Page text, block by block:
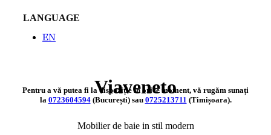
Viaveneto
Mobilier de baie in stil modern
LANGUAGE
EN
Pentru a vă putea fi la dispoziție în orice moment, vă rugăm sunați
la 0723604594(București) sau 0725213711 (Timișoara).